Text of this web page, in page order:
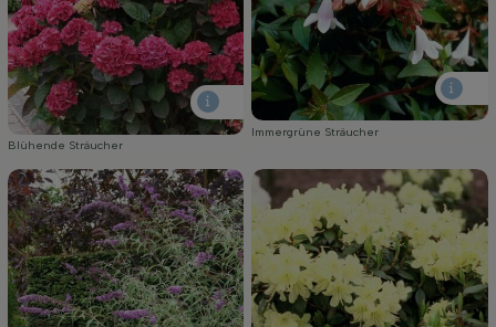
Blühende Sträucher
Immergrüne Sträucher